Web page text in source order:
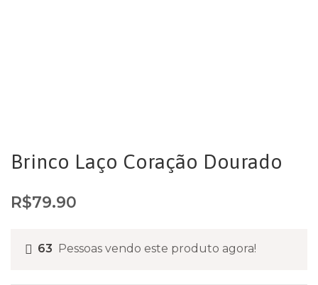
Brinco Laço Coração Dourado
R$79.90
63 Pessoas vendo este produto agora!